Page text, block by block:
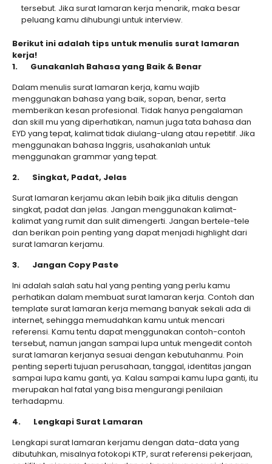
tersebut. Jika surat lamaran kerja menarik, maka besar
peluang kamu dihubungi untuk interview.
Berikut ini adalah tips untuk menulis surat lamaran
kerja!
1.
Gunakanlah Bahasa yang Baik & Benar
Dalam menulis surat lamaran kerja, kamu wajib
menggunakan bahasa yang baik, sopan, benar, serta
memberikan kesan profesional. Tidak hanya pengalaman
dan skill mu yang diperhatikan, namun juga tata bahasa dan
EYD yang tepat, kalimat tidak diulang-ulang atau repetitif. Jika
menggunakan bahasa Inggris, usahakanlah untuk
menggunakan grammar yang tepat.
2.
Singkat, Padat, Jelas
Surat lamaran kerjamu akan lebih baik jika ditulis dengan
singkat, padat dan jelas. Jangan menggunakan kalimat-
kalimat yang rumit dan sulit dimengerti. Jangan bertele-tele
dan berikan poin penting yang dapat menjadi highlight dari
surat lamaran kerjamu.
3.
Jangan Copy Paste
Ini adalah salah satu hal yang penting yang perlu kamu
perhatikan dalam membuat surat lamaran kerja. Contoh dan
template surat lamaran kerja memang banyak sekali ada di
internet, sehingga memudahkan kamu untuk mencari
referensi. Kamu tentu dapat menggunakan contoh-contoh
tersebut, namun jangan sampai lupa untuk mengedit contoh
surat lamaran kerjanya sesuai dengan kebutuhanmu. Poin
penting seperti tujuan perusahaan, tanggal, identitas jangan
sampai lupa kamu ganti, ya. Kalau sampai kamu lupa ganti, itu
merupakan hal fatal yang bisa mengurangi penilaian
terhadapmu.
4.
Lengkapi Surat Lamaran
Lengkapi surat lamaran kerjamu dengan data-data yang
dibutuhkan, misalnya fotokopi KTP, surat referensi pekerjaan,